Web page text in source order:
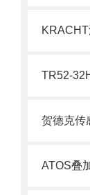
TR52-